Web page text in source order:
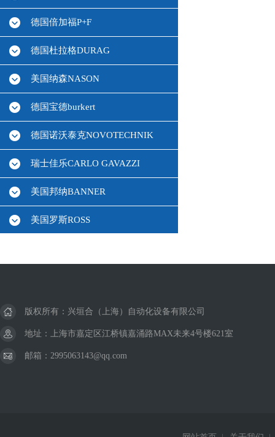
德国倍加福P+F
德国杜拉格DURAG
美国纳森NASON
德国宝德burkert
德国诺沃泰克NOVOTECHNIK
瑞士佳乐CARLO GAVAZZI
美国邦纳BANNER
美国罗斯ROSS
德国西克SICK
美国杜博林DEUBLIN
版权所有：兴垣合（上海）自动化设备有限公司
地址：上海市嘉定区江桥镇嘉涌路MAX未来4号楼621室
邮箱：2995063143@qq.com